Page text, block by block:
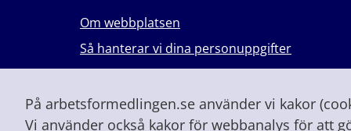
På arbetsformedlingen.se använder vi kakor
Vi använder också kakor för webbanalys för att
Om webbplatsen
Så hanterar vi dina personuppgifter
Lever du med våld i en nära relation?
Vid höjd beredskap och krig